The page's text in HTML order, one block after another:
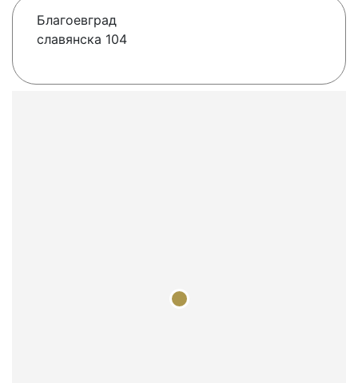
Благоевград
славянска 104